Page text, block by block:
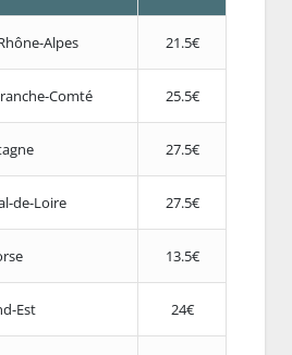
Alpes 21.5€
Comté 25.5€
27.5€
de-Loire 27.5€
13.5€
Est 24€